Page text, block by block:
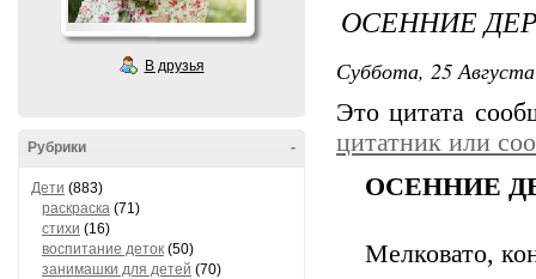
В друзья
-
Рубрики
Дети (883)
раскраска (71)
стихи (16)
воспитание деток (50)
занимашки для детей (70)
ОСЕННИЕ
Суббота, 25
Это цитата
цитатник или
ОСЕННИЕ
Мелковато,